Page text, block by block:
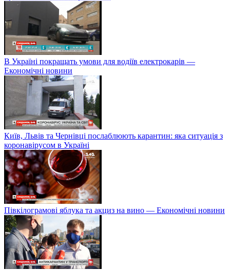
В Україні покращать умови для водіїв електрокарів —
Економічні новини
Київ, Львів та Чернівці послаблюють карантин: яка ситуація з
коронавірусом в Україні
Півкілограмові яблука та акциз на вино — Економічні новини